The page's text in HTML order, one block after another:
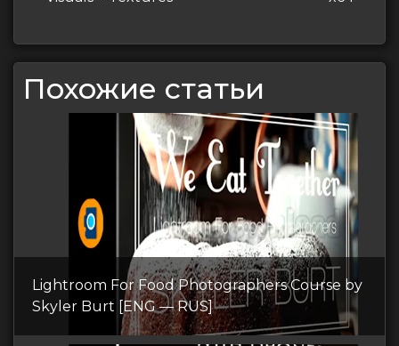
Похожие статьи
Lightroom For Food Photographers Course by
Skyler Burt [ENG — RUS]